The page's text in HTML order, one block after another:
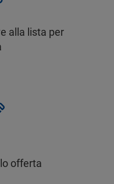
alla lista per
offerta